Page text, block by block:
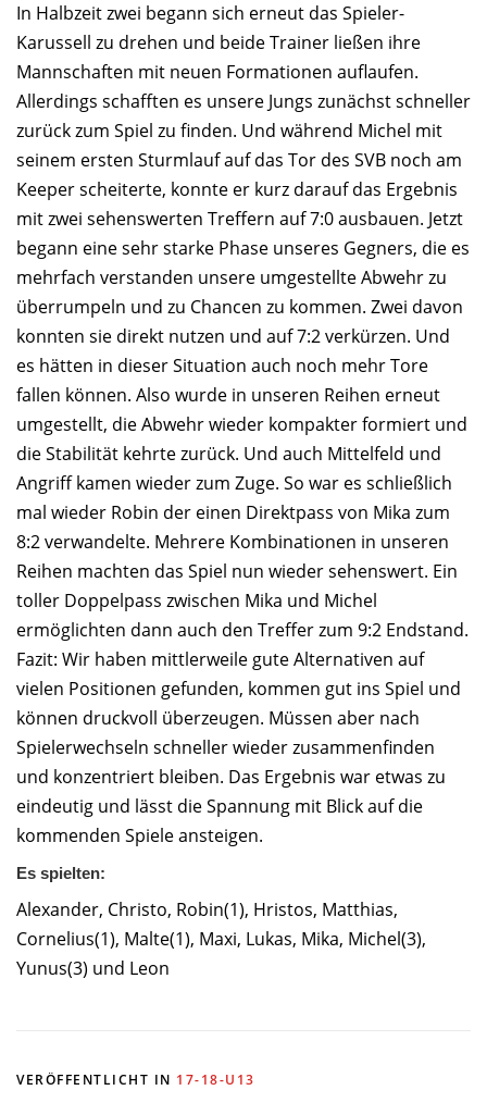
In Halbzeit zwei begann sich erneut das Spieler-
Karussell zu drehen und beide Trainer ließen ihre
Mannschaften mit neuen Formationen auflaufen.
Allerdings schafften es unsere Jungs zunächst schneller
zurück zum Spiel zu finden. Und während Michel mit
seinem ersten Sturmlauf auf das Tor des SVB noch am
Keeper scheiterte, konnte er kurz darauf das Ergebnis
mit zwei sehenswerten Treffern auf 7:0 ausbauen. Jetzt
begann eine sehr starke Phase unseres Gegners, die es
mehrfach verstanden unsere umgestellte Abwehr zu
überrumpeln und zu Chancen zu kommen. Zwei davon
konnten sie direkt nutzen und auf 7:2 verkürzen. Und
es hätten in dieser Situation auch noch mehr Tore
fallen können. Also wurde in unseren Reihen erneut
umgestellt, die Abwehr wieder kompakter formiert und
die Stabilität kehrte zurück. Und auch Mittelfeld und
Angriff kamen wieder zum Zuge. So war es schließlich
mal wieder Robin der einen Direktpass von Mika zum
8:2 verwandelte. Mehrere Kombinationen in unseren
Reihen machten das Spiel nun wieder sehenswert. Ein
toller Doppelpass zwischen Mika und Michel
ermöglichten dann auch den Treffer zum 9:2 Endstand.
Fazit: Wir haben mittlerweile gute Alternativen auf
vielen Positionen gefunden, kommen gut ins Spiel und
können druckvoll überzeugen. Müssen aber nach
Spielerwechseln schneller wieder zusammenfinden
und konzentriert bleiben. Das Ergebnis war etwas zu
eindeutig und lässt die Spannung mit Blick auf die
kommenden Spiele ansteigen.
Es spielten:
Alexander, Christo, Robin(1), Hristos, Matthias,
Cornelius(1), Malte(1), Maxi, Lukas, Mika, Michel(3),
Yunus(3) und Leon
VERÖFFENTLICHT IN 17-18-U13